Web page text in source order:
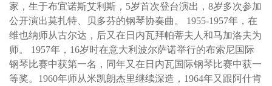
家，生于布宜诺斯艾利斯，5岁首次登台演出，8岁多次参加
公开演出莫扎特、贝多芬的钢琴协奏曲。 1955-1957年，在
维也纳师从古尔达，后又在日内瓦拜帕蒂夫人和马加洛夫为
师。 1957年，16岁时在意大利波尔萨诺举行的布索尼国际
钢琴比赛中获第一名，同年又在日内瓦国际钢琴比赛中获一
等奖。1960年师从米凯朗杰里继续深造，1964年又跟阿什肯